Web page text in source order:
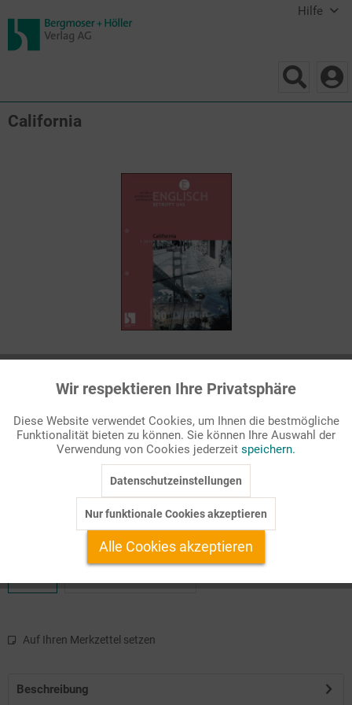
Hilfe
California
Landeskunde
California Dreaming - der Mythos der 60er-Jahre lebt auch heute
noch fort in den Liedern und Ausdrucksformen der
unbeschwerten Lebenskultur Kaliforniens, auch wenn sie durch
Überschuldung, Umweltkatas ...
Verfügbare Produktformate:
Auf Ihren Merkzettel setzen
Beschreibung
Funktionale Aktiv
Marketing Inaktiv
Inaktiv
Wir respektieren Ihre Privatsphäre
Diese Website verwendet Cookies, um Ihnen die bestmögliche
Funktionalität bieten zu können. Sie können Ihre Auswahl der
Verwendung von Cookies jederzeit speichern.
Datenschutzeinstellungen
Nur funktionale Cookies akzeptieren
Alle Cookies akzeptieren